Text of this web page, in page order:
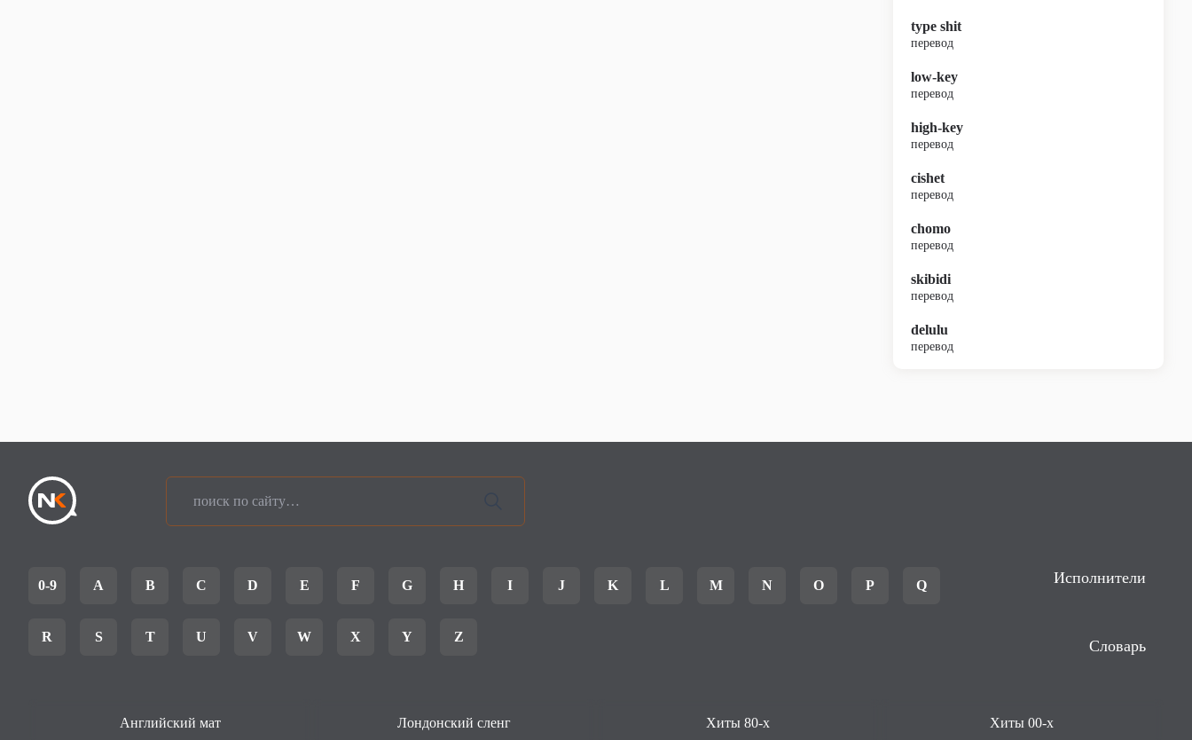
type shit
перевод
low-key
перевод
high-key
перевод
cishet
перевод
chomo
перевод
skibidi
перевод
delulu
перевод
0-9 A B C D E F G H I J K L M N O P Q
R S T U V W X Y Z
Исполнители
Словарь
Английский мат Лондонский сленг Хиты 80-х Хиты 00-х